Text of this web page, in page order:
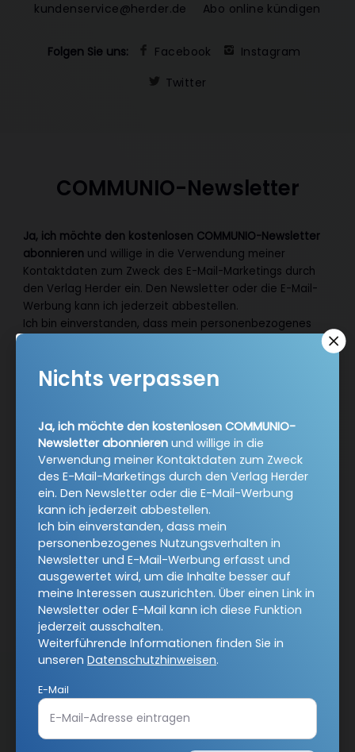
kundenservice@herder.de
Abo online kündigen
Folgen Sie uns: Facebook
Instagram
Twitter
COMMUNIO-Newsletter
Ja, ich möchte den kostenlosen COMMUNIO-Newsletter
abonnieren und willige in die Verwendung meiner
Kontaktdaten zum Zweck des E-Mail-Marketings durch
den Verlag Herder ein. Den Newsletter oder die E-Mail-
Werbung kann ich jederzeit abbestellen.
Ich bin einverstanden, dass mein personenbezogenes
meine Interessen auszurichten. Über einen Link in
Newsletter oder E-Mail kann ich diese Funktion jederzeit
Weiterführende Informationen finden Sie in unseren
Datenschutzhinweisen.
E-Mail
Jetzt anmelden
AGB und Widerrufsbelehrung
Barrierefreiheit
Nichts verpassen
Ja, ich möchte den kostenlosen COMMUNIO-
Newsletter abonnieren und willige in die
Verwendung meiner Kontaktdaten zum Zweck
des E-Mail-Marketings durch den Verlag Herder
ein. Den Newsletter oder die E-Mail-Werbung
kann ich jederzeit abbestellen.
Ich bin einverstanden, dass mein
personenbezogenes Nutzungsverhalten in
Newsletter und E-Mail-Werbung erfasst und
ausgewertet wird, um die Inhalte besser auf
meine Interessen auszurichten. Über einen Link in
Newsletter oder E-Mail kann ich diese Funktion
jederzeit ausschalten.
Weiterführende Informationen finden Sie in
unseren Datenschutzhinweisen.
E-Mail